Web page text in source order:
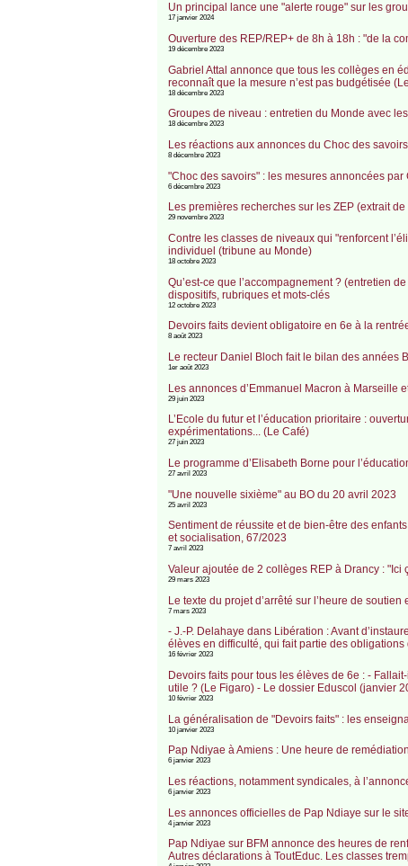
Un principal lance une "alerte rouge" sur les
17 janvier 2024
Ouverture des REP/REP+ de 8h à 18h : "de la
19 décembre 2023
Gabriel Attal annonce que tous les collèges en
reconnaît que la mesure n’est pas budgétisée
18 décembre 2023
Groupes de niveau : entretien du Monde avec
18 décembre 2023
Les réactions aux annonces du Choc des savoirs
8 décembre 2023
"Choc des savoirs" : les mesures annoncées
6 décembre 2023
Les premières recherches sur les ZEP (extrait
29 novembre 2023
Contre les classes de niveaux qui "renforcent
individuel (tribune au Monde)
18 octobre 2023
Qu’est-ce que l’accompagnement ? (entretien
dispositifs, rubriques et mots-clés
12 octobre 2023
Devoirs faits devient obligatoire en 6e à la
8 août 2023
Le recteur Daniel Bloch fait le bilan des années
1er août 2023
Les annonces d’Emmanuel Macron à Marseille
29 juin 2023
L’Ecole du futur et l’éducation prioritaire :
expérimentations... (Le Café)
27 juin 2023
Le programme d’Elisabeth Borne pour
27 avril 2023
"Une nouvelle sixième" au BO du 20 avril 2023
25 avril 2023
Sentiment de réussite et de bien-être des
et socialisation, 67/2023
7 avril 2023
Valeur ajoutée de 2 collèges REP à Drancy : "Ici
29 mars 2023
Le texte du projet d’arrêté sur l’heure de
7 mars 2023
- J.-P. Delahaye dans Libération : Avant
élèves en difficulté, qui fait partie des
16 février 2023
Devoirs faits pour tous les élèves de 6e : -
utile ? (Le Figaro) - Le dossier Eduscol (janvier
10 février 2023
La généralisation de "Devoirs faits" : les
10 janvier 2023
Pap Ndiyae à Amiens : Une heure de
6 janvier 2023
Les réactions, notamment syndicales, à
6 janvier 2023
Les annonces officielles de Pap Ndiaye sur le
4 janvier 2023
Pap Ndiyae sur BFM annonce des heures de
Autres déclarations à ToutEduc. Les classes